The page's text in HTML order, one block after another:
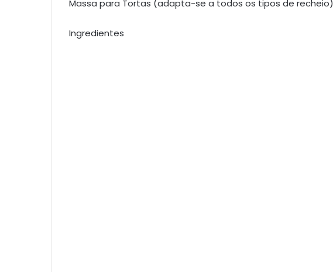
Massa para Tortas (adapta-se a todos os tipos de recheio)
Ingredientes